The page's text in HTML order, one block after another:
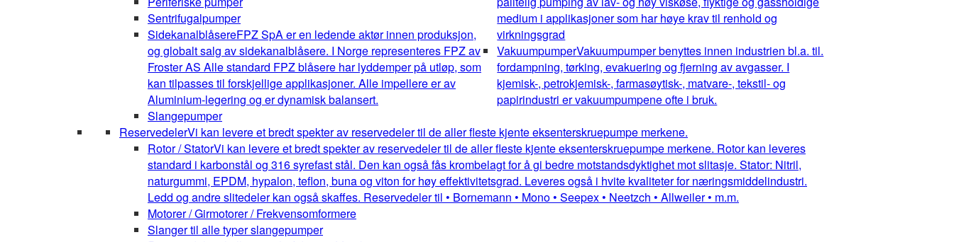
Sentrifugalpumper
SidekanalblåsereFPZ SpA er en ledende aktør innen produksjon,
og globalt salg av sidekanalblåsere. I Norge representeres FPZ av
Froster AS Alle standard FPZ blåsere har lyddemper på utløp, som
kan tilpasses til forskjellige applikasjoner. Alle impellere er av
Aluminium-legering og er dynamisk balansert.
Slangepumper
medium i applikasjoner som har høye krav til renhold og
virkningsgrad
VakuumpumperVakuumpumper benyttes innen industrien bl.a. til.
fordampning, tørking, evakuering og fjerning av avgasser. I
kjemisk-, petrokjemisk-, farmasøytisk-, matvare-, tekstil- og
papirindustri er vakuumpumpene ofte i bruk.
ReservedelerVi kan levere et bredt spekter av reservedeler til de aller fleste kjente eksenterskruepumpe merkene.
Rotor / StatorVi kan levere et bredt spekter av reservedeler til de aller fleste kjente eksenterskruepumpe merkene. Rotor kan leveres
standard i karbonstål og 316 syrefast stål. Den kan også fås krombelagt for å gi bedre motstandsdyktighet mot slitasje. Stator: Nitril,
naturgummi, EPDM, hypalon, teflon, buna og viton for høy effektivitetsgrad. Leveres også i hvite kvaliteter for næringsmiddelindustri.
Ledd og andre slitedeler kan også skaffes. Reservedeler til • Bornemann • Mono • Seepex • Neetzch • Allweiler • m.m.
Motorer / Girmotorer / Frekvensomformere
Slanger til alle typer slangepumper